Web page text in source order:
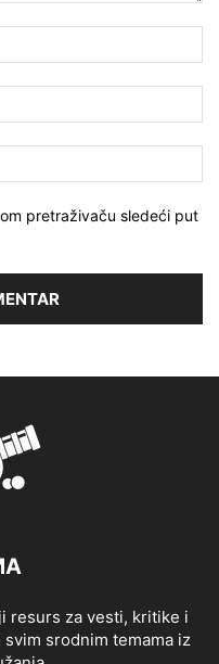
pretraživaču sledeći put
resurs za vesti, kritike i
srodnim temama iz